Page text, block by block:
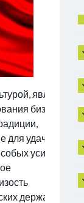
является
бизнеса.
удачного
усилий по
держав,